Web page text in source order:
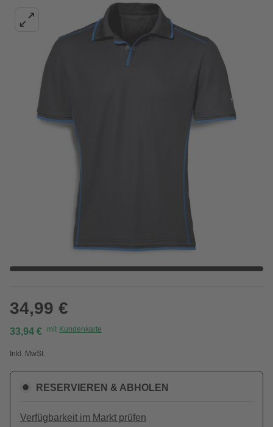
34,99 €
33,94 € mit Kundenkarte
Inkl. MwSt.
RESERVIEREN & ABHOLEN
Verfügbarkeit im Markt prüfen